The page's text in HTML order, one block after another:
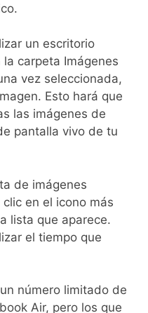
un escritorio
carpeta Imágenes
vez seleccionada,
Esto hará que
las imágenes de
pantalla vivo de tu
de imágenes
en el icono más
lista que aparece.
el tiempo que
número limitado de
Air, pero los que